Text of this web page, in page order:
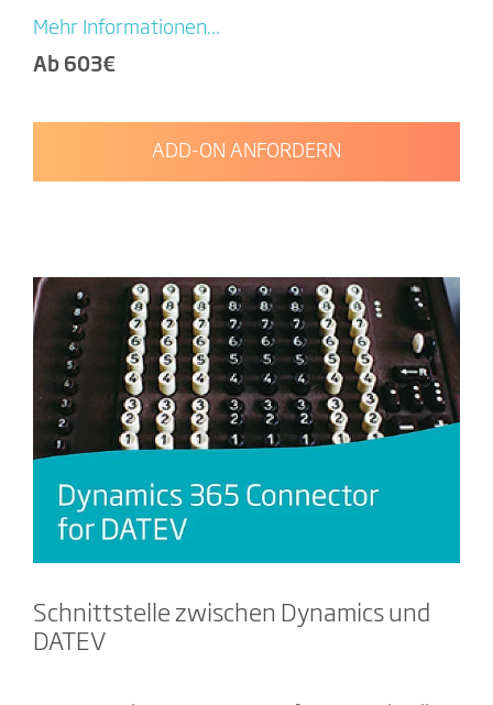
Mehr Informationen...
Ab 603€
ADD-ON ANFORDERN
Schnittstelle zwischen Dynamics und
DATEV